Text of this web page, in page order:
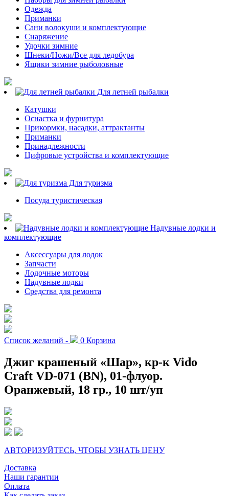
Одежда
Приманки
Сани волокуши и комплектующие
Снаряжение
Удочки зимние
Шнеки/Ножи/Все для ледобура
Ящики зимние рыболовные
Для летней рыбалки
Катушки
Оснастка и фурнитура
Прикормки, насадки, аттрактанты
Приманки
Принадлежности
Цифровые устройства и комплектующие
Для туризма
Посуда туристическая
Надувные лодки и
комплектующие
Аксессуары для лодок
Запчасти
Лодочные моторы
Надувные лодки
Средства для ремонта
Список желаний - 0 Корзина
Джиг крашеный «Шар», кр-к Vido
Craft VD-071 (BN), 01-флуор.
Оранжевый, 18 гр., 10 шт/уп
АВТОРИЗУЙТЕСЬ, ЧТОБЫ УЗНАТЬ ЦЕНУ
Доставка
Наши гарантии
Оплата